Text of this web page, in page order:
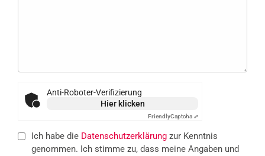
Anti-Roboter-Verifizierung
Hier klicken
FriendlyCaptcha ⇗
Ich habe die Datenschutzerklärung zur Kenntnis
genommen. Ich stimme zu, dass meine Angaben und